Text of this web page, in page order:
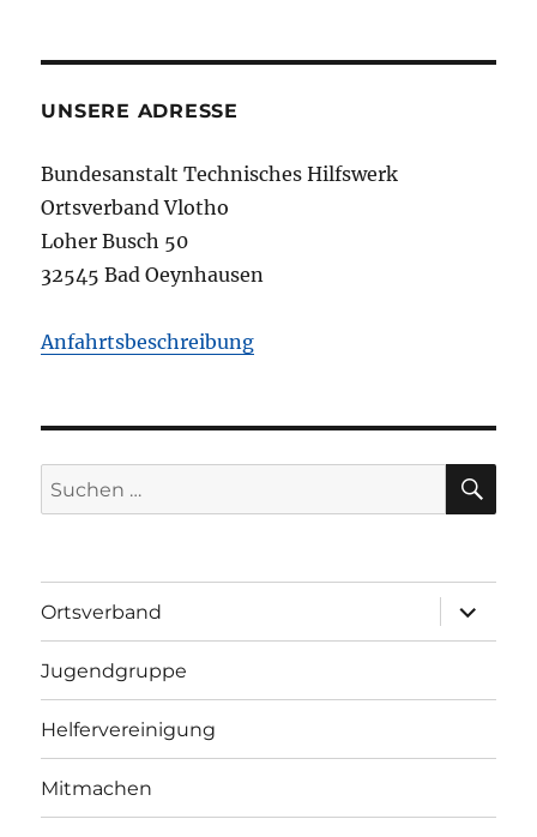
UNSERE ADRESSE
Bundesanstalt Technisches Hilfswerk
Ortsverband Vlotho
Loher Busch 50
32545 Bad Oeynhausen
Anfahrtsbeschreibung
Suchen
nach:
Ortsverband
öffnen
Jugendgruppe
Helfervereinigung
Mitmachen